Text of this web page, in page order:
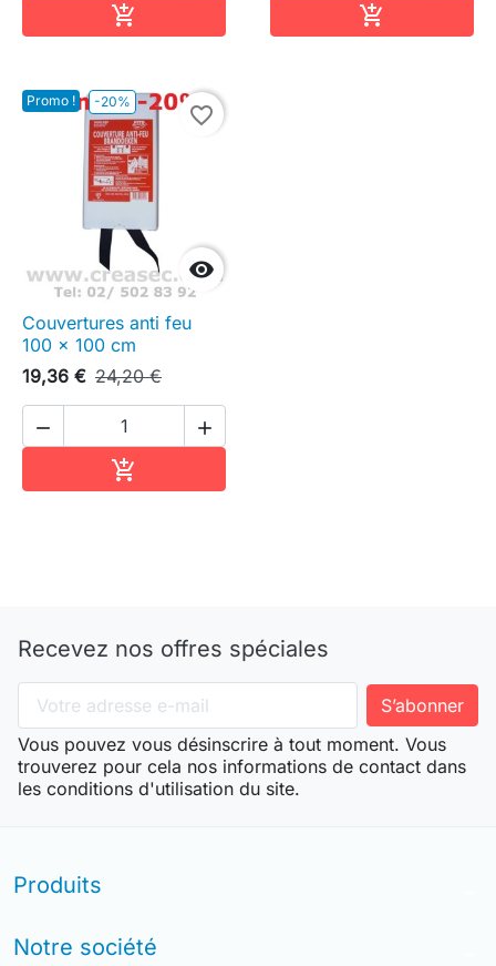
 
Promo ! -20%

favorite_border
Couvertures anti feu
100 x 100 cm
19,36 € 24,20 €
 

Recevez nos offres spéciales
Vous pouvez vous désinscrire à tout moment. Vous
trouverez pour cela nos informations de contact dans
les conditions d'utilisation du site.
Produits
Notre société